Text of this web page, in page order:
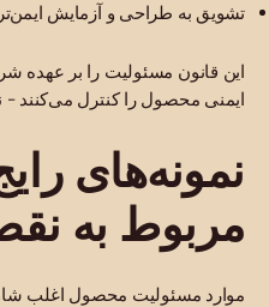
تشویق به طراحی و آزمایش
این قانون مسئولیت را بر عهده
ایمنی محصول را کنترل می‌کنند
نمونه‌های
مربوط به
موارد مسئولیت محصول اغلب